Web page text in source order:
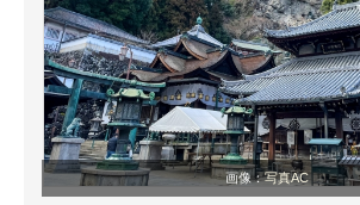
画像：写真AC